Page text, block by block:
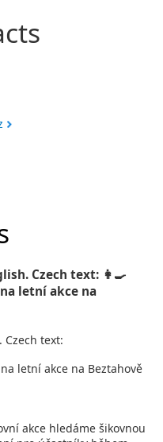
Czech text: 👩‍🍳
letní akce na
text:
letní akce na Beztahově
akce hledáme šikovnou